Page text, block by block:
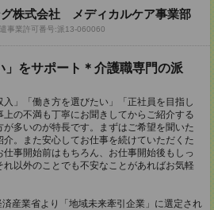
グ株式会社 メディカルケア事業部
事業許可番号:派13-060060
」をサポート＊介護職専門の派
入」「働き方を選びたい」「正社員を目指し
の不満も丁寧にお聞きしてからご紹介する
多いのが特長です。まずはご希望を聞いた
。また安心してお仕事を続けていただくた
事開始前はもちろん、お仕事開始後もしっ
以外のことでも不安なことがあればお気軽
産業省より「地域未来牽引企業」に選定され